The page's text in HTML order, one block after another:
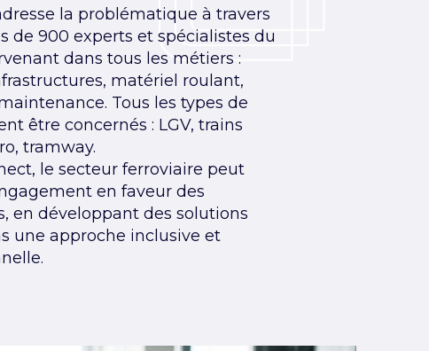
la problématique à travers
de 900 experts et spécialistes du
dans tous les métiers :
matériel roulant,
Tous les types de
être concernés : LGV, trains
tramway.
le secteur ferroviaire peut
en faveur des
en développant des solutions
une approche inclusive et